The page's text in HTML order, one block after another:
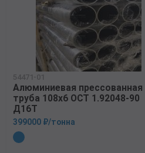
54471-01
Алюминиевая прессованная
труба 108х6 ОСТ 1.92048-90
Д16Т
399000 ₽/тонна